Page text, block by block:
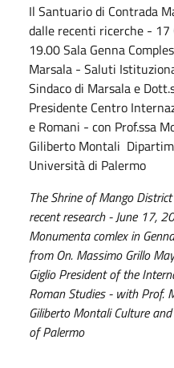
Il Santuario di Contrada
dalle recenti ricerche -
19.00 Sala Genna
Marsala - Saluti
Sindaco di Marsala e
Presidente Centro
e Romani - con Prof.ssa
Giliberto Montali
Università di Palermo
The Shrine of Mango
recent research - June 17,
Monumenta comlex in
from On. Massimo Grillo
Giglio President of the
Roman Studies - with Prof.
Giliberto Montali Culture
of Palermo